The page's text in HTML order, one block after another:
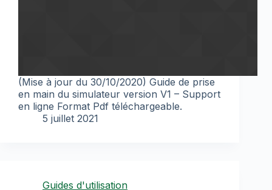
(Mise à jour du 30/10/2020) Guide de prise
en main du simulateur version V1 – Support
en ligne Format Pdf téléchargeable.
5 juillet 2021
Guides d'utilisation